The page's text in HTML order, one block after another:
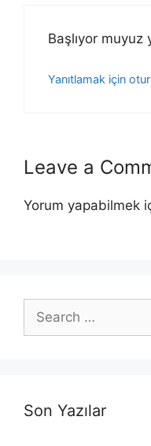
Başlıyor muyuz
Yanıtlamak için
Leave a
Yorum yapabilmek
for:
Son Yazılar